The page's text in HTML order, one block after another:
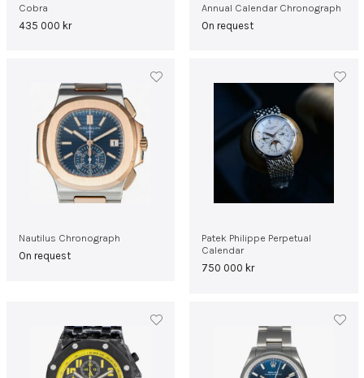
Cobra
435 000 kr
Annual Calendar Chronograph
On request
Nautilus Chronograph
On request
Patek Philippe Perpetual
Calendar
750 000 kr